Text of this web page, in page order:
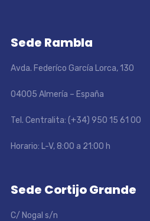
Sede Rambla
Avda. Federíco García Lorca, 130
04005 Almería – España
Tel. Centralita: (+34) 950 15 61 00
Horario: L-V, 8:00 a 21:00 h
Sede Cortijo Grande
C/ Nogal s/n